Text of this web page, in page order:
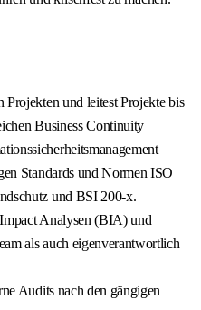
und leitest Projekte bis
Business Continuity
Standards und Normen ISO
und BSI 200-x.
Analysen (BIA) und
als auch eigenverantwortlich
Audits nach den gängigen